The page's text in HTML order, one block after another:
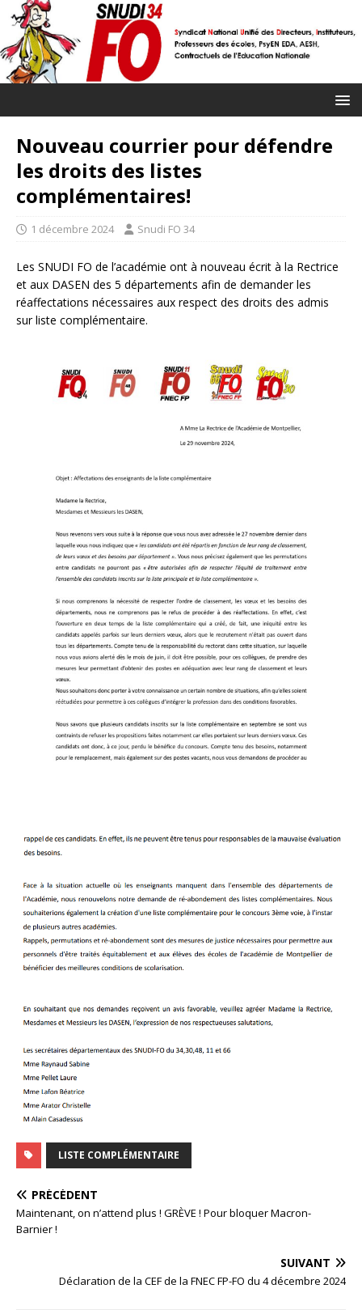
Nouveau courrier pour défendre
les droits des listes
complémentaires!
1 décembre 2024 Snudi FO 34
Les SNUDI FO de l’académie ont à nouveau écrit à la Rectrice
et aux DASEN des 5 départements afin de demander les
réaffectations nécessaires aux respect des droits des admis
sur liste complémentaire.
LISTE COMPLÉMENTAIRE
PRÉCÉDENT
Maintenant, on n’attend plus ! GRÈVE ! Pour bloquer Macron-
Barnier !
SUIVANT
Déclaration de la CEF de la FNEC FP-FO du 4 décembre 2024